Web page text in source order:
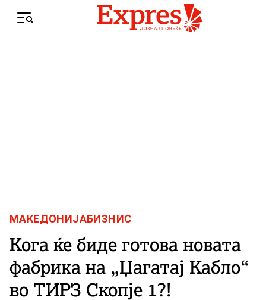
Menu
МАКЕДОНИЈАБИЗНИС
Кога ќе биде готова новата
фабрика на „Џагатај Кабло“
во ТИРЗ Скопје 1?!